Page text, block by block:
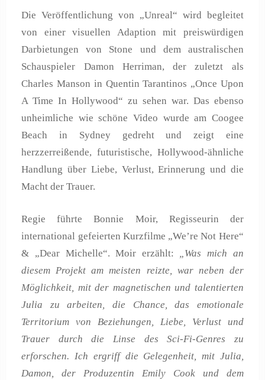
Die Veröffentlichung von „Unreal“ wird begleitet
von einer visuellen Adaption mit preiswürdigen
Darbietungen von Stone und dem australischen
Schauspieler Damon Herriman, der zuletzt als
Charles Manson in Quentin Tarantinos „Once Upon
A Time In Hollywood“ zu sehen war. Das ebenso
unheimliche wie schöne Video wurde am Coogee
Beach in Sydney gedreht und zeigt eine
herzzerreißende, futuristische, Hollywood-ähnliche
Handlung über Liebe, Verlust, Erinnerung und die
Macht der Trauer.
Regie führte Bonnie Moir, Regisseurin der
international gefeierten Kurzfilme „We’re Not Here“
& „Dear Michelle“. Moir erzählt: „Was mich an
diesem Projekt am meisten reizte, war neben der
Möglichkeit, mit der magnetischen und talentierten
Julia zu arbeiten, die Chance, das emotionale
Territorium von Beziehungen, Liebe, Verlust und
Trauer durch die Linse des Sci-Fi-Genres zu
erforschen. Ich ergriff die Gelegenheit, mit Julia,
Damon, der Produzentin Emily Cook und dem